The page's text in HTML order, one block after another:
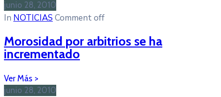
junio 28, 2010
In NOTICIAS Comment off
Morosidad por arbitrios se ha
incrementado
junio 28, 2010